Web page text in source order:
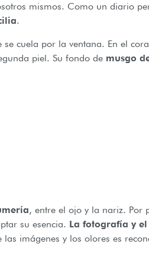
mismos. Como un diario
.
cuela por la ventana. En el
piel. Su fondo de musgo
, entre el ojo y la nariz. Por
su esencia. La fotografía y
imágenes y los olores es